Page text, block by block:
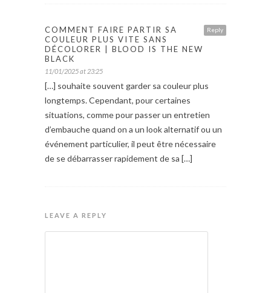
Reply
COMMENT FAIRE PARTIR SA
COULEUR PLUS VITE SANS
DÉCOLORER | BLOOD IS THE NEW
BLACK
11/01/2025 at 23:25
[…] souhaite souvent garder sa couleur plus
longtemps. Cependant, pour certaines
situations, comme pour passer un entretien
d’embauche quand on a un look alternatif ou un
événement particulier, il peut être nécessaire
de se débarrasser rapidement de sa […]
LEAVE A REPLY